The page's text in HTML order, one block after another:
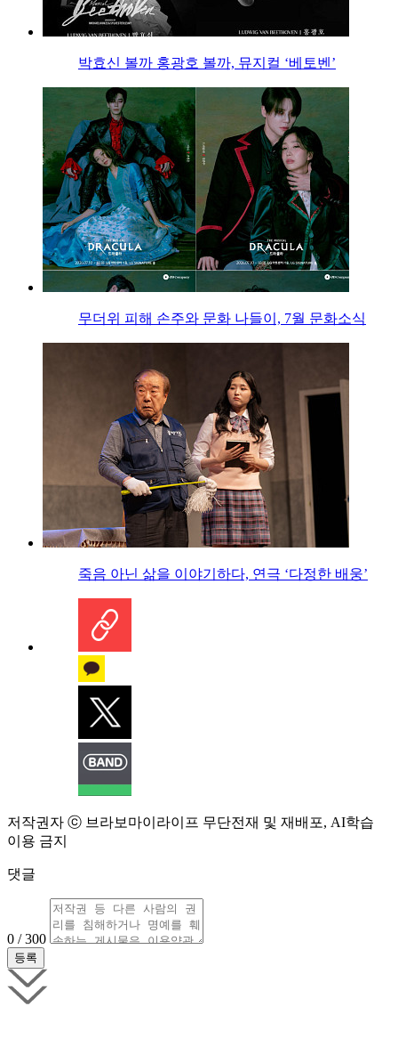
박효신 볼까 홍광호 볼까, 뮤지컬 ‘베토벤’
무더위 피해 손주와 문화 나들이, 7월 문화소식
죽음 아닌 삶을 이야기하다, 연극 ‘다정한 배웅’
저작권자 ⓒ 브라보마이라이프 무단전재 및 재배포, AI학습
이용 금지
댓글
0 / 300